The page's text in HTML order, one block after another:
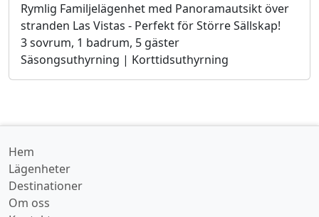
Rymlig Familjelägenhet med Panoramautsikt över
stranden Las Vistas - Perfekt för Större Sällskap!
3 sovrum, 1 badrum, 5 gäster
Säsongsuthyrning | Korttidsuthyrning
Hem
Lägenheter
Destinationer
Om oss